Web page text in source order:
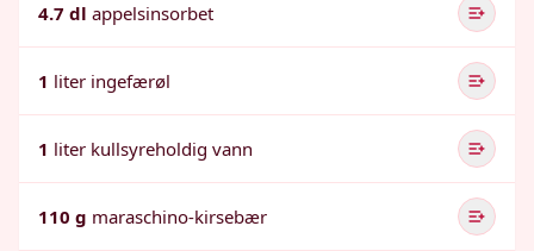
4.7 dl appelsinsorbet
1 liter ingefærøl
1 liter kullsyreholdig vann
110 g maraschino-kirsebær